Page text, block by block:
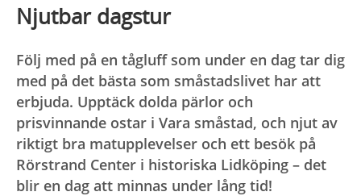
Njutbar dagstur
Följ med på en tågluff som under en dag tar dig
med på det bästa som småstadslivet har att
erbjuda. Upptäck dolda pärlor och
prisvinnande ostar i Vara småstad, och njut av
riktigt bra matupplevelser och ett besök på
Rörstrand Center i historiska Lidköping – det
blir en dag att minnas under lång tid!